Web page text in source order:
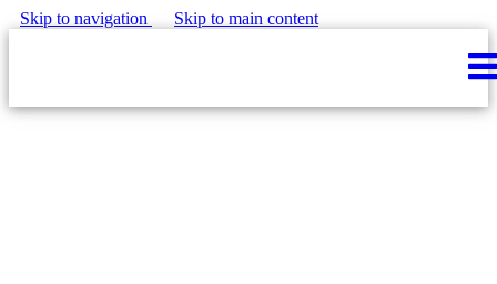
Skip to navigation Skip to main content